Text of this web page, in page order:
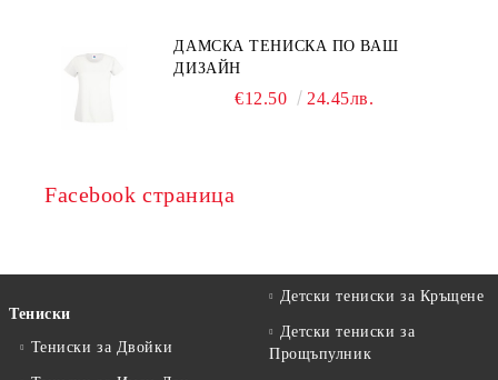
ДАМСКА ТЕНИСКА ПО ВАШ
ДИЗАЙН
€12.50 24.45лв.
Facebook страница
Тениски
Тениски за Двойки
Детски тениски за Кръщене
Детски тениски за
Прощъпулник